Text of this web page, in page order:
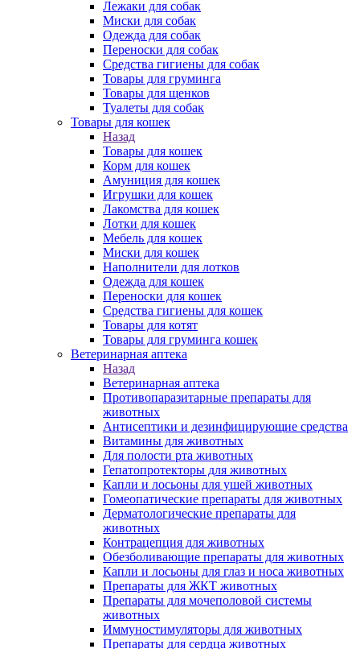
Лежаки для собак
Миски для собак
Одежда для собак
Переноски для собак
Средства гигиены для собак
Товары для груминга
Товары для щенков
Туалеты для собак
Товары для кошек
Назад
Товары для кошек
Корм для кошек
Амуниция для кошек
Игрушки для кошек
Лакомства для кошек
Лотки для кошек
Мебель для кошек
Миски для кошек
Наполнители для лотков
Одежда для кошек
Переноски для кошек
Средства гигиены для кошек
Товары для котят
Товары для груминга кошек
Ветеринарная аптека
Назад
Ветеринарная аптека
Противопаразитарные препараты для
животных
Антисептики и дезинфицирующие средства
Витамины для животных
Для полости рта животных
Гепатопротекторы для животных
Капли и лосьоны для ушей животных
Гомеопатические препараты для животных
Дерматологические препараты для
животных
Контрацепция для животных
Обезболивающие препараты для животных
Капли и лосьоны для глаз и носа животных
Препараты для ЖКТ животных
Препараты для мочеполовой системы
животных
Иммуностимуляторы для животных
Препараты для сердца животных